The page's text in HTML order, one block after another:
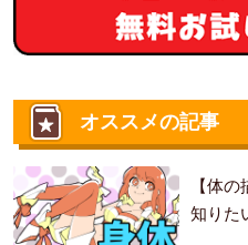
オススメの記事
【体
知りた